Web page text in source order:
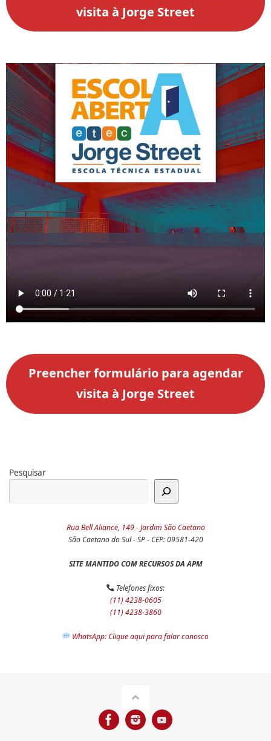
visita à Jorge Street
Preencher formulário para agendar
visita à Jorge Street
Pesquisar
Rua Bell Aliance, 149 - Jardim São Caetano
São Caetano do Sul - SP - CEP: 09581-420
SITE MANTIDO COM RECURSOS DA APM
Telefones fixos:
(11) 4238-0605
(11) 4238-3860
WhatsApp: Clique aqui para falar conosco